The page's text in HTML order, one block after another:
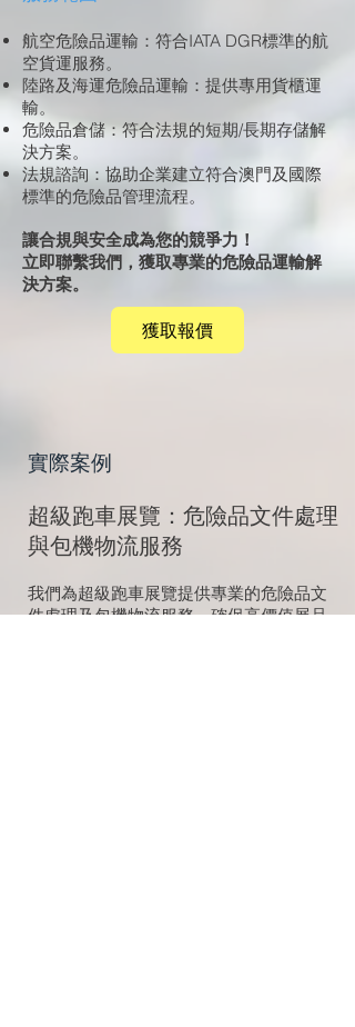
航空危險品運輸：符合IATA DGR標準的航
空貨運服務。
陸路及海運危險品運輸：提供專用貨櫃運
輸。
危險品倉儲：符合法規的短期/長期存儲解
決方案。
法規諮詢：協助企業建立符合澳門及國際
標準的危險品管理流程。
讓合規與安全成為您的競爭力！
立即聯繫我們，獲取專業的危險品運輸解
決方案。
獲取報價
實際案例
​超級跑車展覽：危險品文件處理
與包機物流服務
我們為超級跑車展覽提供專業的危險品文
件處理及包機物流服務，確保高價值展品